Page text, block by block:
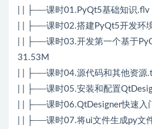
| | ├──课时01.PyQt5基础知识.flv
| | ├──课时02.搭建PyQt5开发环
| | ├──课时03.开发第一个基于
31.53M
| | ├──课时04.源代码和其他资源
| | ├──课时05.安装和配置
| | ├──课时06.QtDesigner快速入
| | ├──课时07.将ui文件生成py文